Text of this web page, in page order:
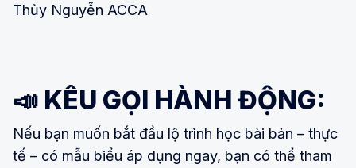
Thủy Nguyễn ACCA
📣 KÊU GỌI HÀNH ĐỘNG:
Nếu bạn muốn bắt đầu lộ trình học bài bản – thực
tế – có mẫu biểu áp dụng ngay, bạn có thể tham